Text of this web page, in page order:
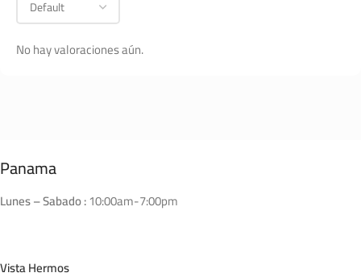
No hay valoraciones aún.
Panama
Lunes – Sabado :10:00am-7:00pm
Vista Hermos